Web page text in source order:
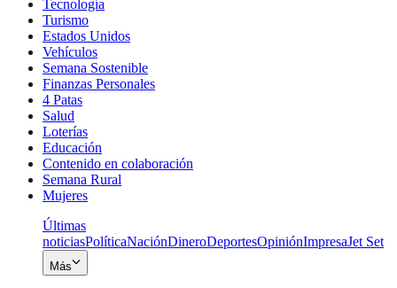
Tecnología
Turismo
Estados Unidos
Vehículos
Semana Sostenible
Finanzas Personales
4 Patas
Salud
Loterías
Educación
Contenido en colaboración
Semana Rural
Mujeres
Últimas
noticiasPolíticaNaciónDineroDeportesOpiniónImpresaJet Set
Más